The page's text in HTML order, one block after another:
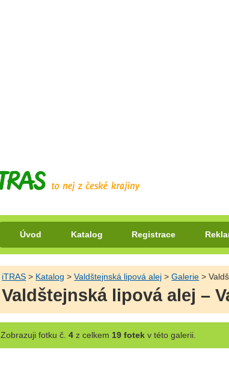
Úvod Katalog Registrace
iTRAS > Katalog >Valdštejnská lipová alej >Galerie >
Valdštejnská lipová alej –
Zobrazujifotku č. 4z celkem 19 fotekv této galerii.